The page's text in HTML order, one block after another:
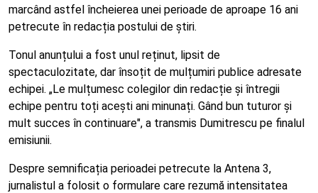
marcând astfel încheierea unei perioade de aproape 16 ani
petrecute în redacția postului de știri.
Tonul anunțului a fost unul reținut, lipsit de
spectaculozitate, dar însoțit de mulțumiri publice adresate
echipei. „Le mulțumesc colegilor din redacție și întregii
echipe pentru toți acești ani minunați. Gând bun tuturor și
mult succes în continuare", a transmis Dumitrescu pe finalul
emisiunii.
Despre semnificația perioadei petrecute la Antena 3,
jurnalistul a folosit o formulare care rezumă intensitatea